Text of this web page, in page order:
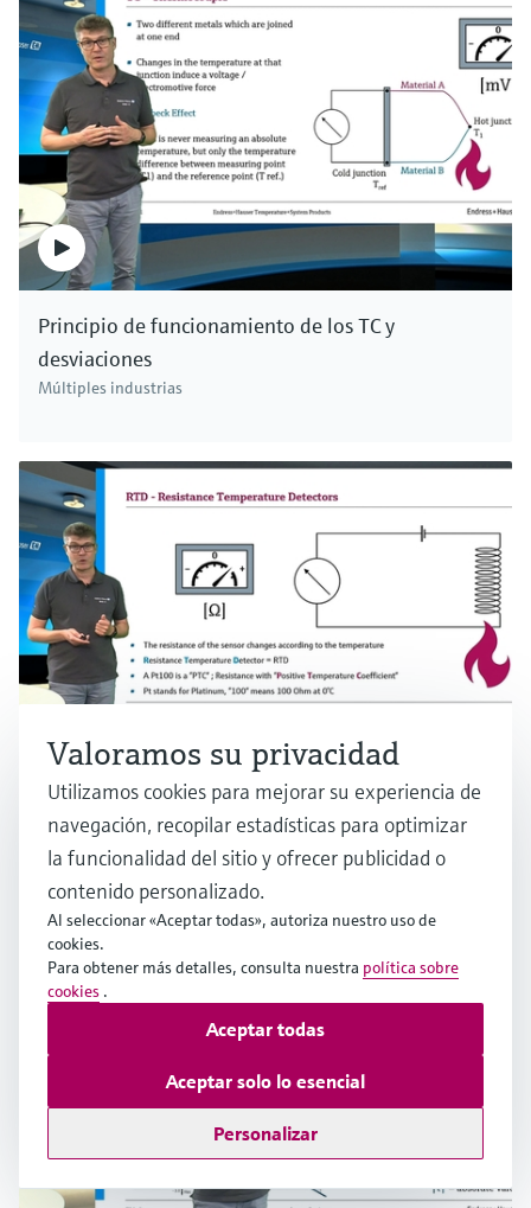
Principio de funcionamiento de los TC y
desviaciones
Múltiples industrias
Medición mediante la tecnología RTD en
aplicaciones industriales
Múltiples industrias
Valoramos su privacidad
Utilizamos cookies para mejorar su experiencia de
navegación, recopilar estadísticas para optimizar
la funcionalidad del sitio y ofrecer publicidad o
contenido personalizado.
Al seleccionar «Aceptar todas», autoriza nuestro uso de
cookies.
Para obtener más detalles, consulta nuestra política sobre
cookies .
Personalizar
Aceptar solo lo esencial
Aceptar todas